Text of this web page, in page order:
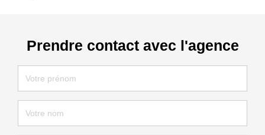
Prendre contact avec l'agence